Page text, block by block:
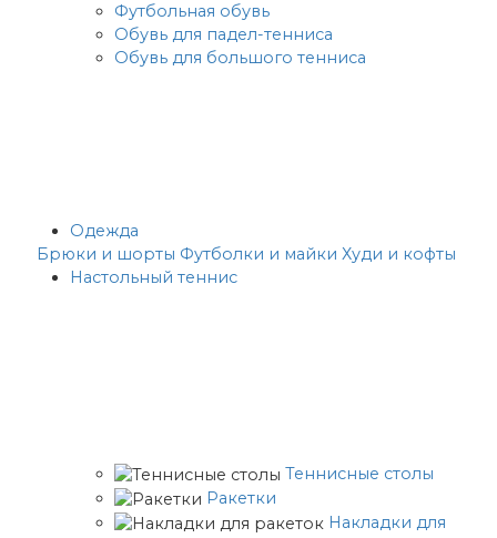
Футбольная обувь
Обувь для падел-тенниса
Обувь для большого тенниса
Одежда
Брюки и шорты Футболки и майки Худи и кофты
Настольный теннис
Теннисные столы
Ракетки
Накладки для